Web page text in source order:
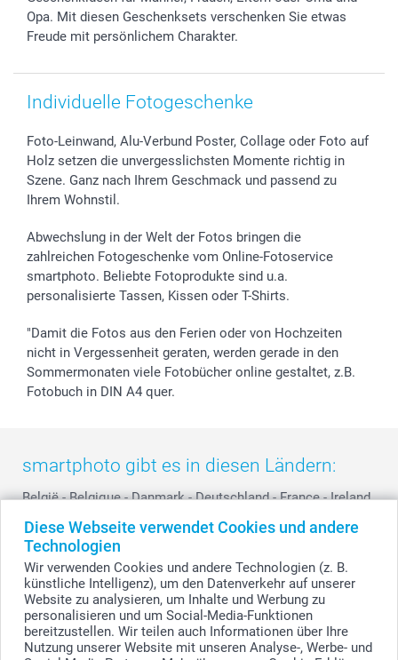
Diese Webseite verwendet Cookies und andere
Technologien
Wir verwenden Cookies und andere Technologien (z. B.
künstliche Intelligenz), um den Datenverkehr auf unserer
Website zu analysieren, um Inhalte und Werbung zu
personalisieren und um Social-Media-Funktionen
bereitzustellen. Wir teilen auch Informationen über Ihre
Nutzung unserer Website mit unseren Analyse-, Werbe- und
Sticker & Etiketten
Geschenk-Gutscheine (PDF)
Presse
Partnerprogramme
B2B smartbusiness
Widerrufsrecht
Kommunion & Konfirmation
Hochzeit
Geburt
Zu allen Anlässen
Lieferfristen
72h Lieferung
Sitemap
Status der Bestellung
smartgarantie
smartbonus
Opa. Mit diesen Geschenksets verschenken Sie etwas
Freude mit persönlichem Charakter.
Individuelle Fotogeschenke
Foto-Leinwand, Alu-Verbund Poster, Collage oder Foto auf
Holz setzen die unvergesslichsten Momente richtig in
Szene. Ganz nach Ihrem Geschmack und passend zu
Ihrem Wohnstil.
Abwechslung in der Welt der Fotos bringen die
zahlreichen Fotogeschenke vom Online-Fotoservice
smartphoto. Beliebte Fotoprodukte sind u.a.
personalisierte Tassen, Kissen oder T-Shirts.
"Damit die Fotos aus den Ferien oder von Hochzeiten
nicht in Vergessenheit geraten, werden gerade in den
Sommermonaten viele Fotobücher online gestaltet, z.B.
Fotobuch in DIN A4 quer.
smartphoto gibt es in diesen Ländern:
België - Belgique - Danmark - Deutschland - France - Ireland
- Nederland - Norge - Österreich - Schweiz Suisse -
Switzerland - Suomi
Other Countries
Alle Preise verstehen sich in EURO (€) inkl. MwSt. und zzgl. Versandkosten.